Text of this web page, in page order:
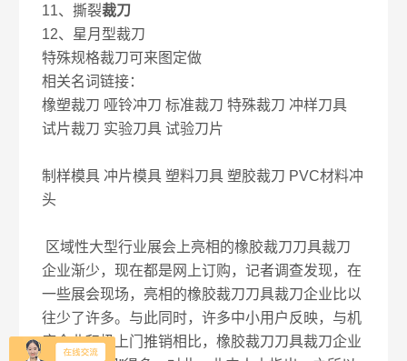
11、撕裂裁刀
12、星月型裁刀
特殊规格裁刀可来图定做
相关名词链接：
橡塑裁刀 哑铃冲刀 标准裁刀 特殊裁刀 冲样刀具
试片裁刀 实验刀具 试验刀片
制样模具 冲片模具 塑料刀具 塑胶裁刀 PVC材料冲
头
区域性大型行业展会上亮相的橡胶裁刀刀具裁刀
企业渐少，现在都是网上订购，记者调查发现，在
一些展会现场，亮相的橡胶裁刀刀具裁刀企业比以
往少了许多。与此同时，许多中小用户反映，与机
床企业积极上门推销相比，橡胶裁刀刀具裁刀企业